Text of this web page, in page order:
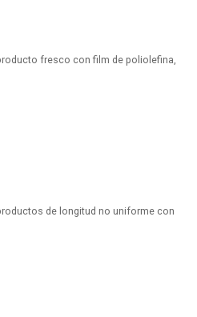
fresco con film de poliolefina,
de longitud no uniforme con